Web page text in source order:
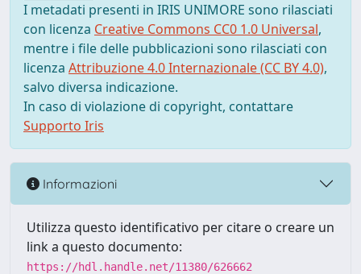
I metadati presenti in IRIS UNIMORE sono rilasciati
con licenza Creative Commons CC0 1.0 Universal,
mentre i file delle pubblicazioni sono rilasciati con
licenza Attribuzione 4.0 Internazionale (CC BY 4.0),
salvo diversa indicazione.
In caso di violazione di copyright, contattare
Supporto Iris
Informazioni
Utilizza questo identificativo per citare o creare un
link a questo documento:
https://hdl.handle.net/11380/626662